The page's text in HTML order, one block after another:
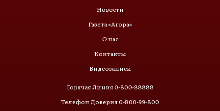
Новости
Газета «Агора»
О нас
Контакты
Видеозаписи
Горячая Линия 0-800-88888
Телефон Доверия 0-800-99-800